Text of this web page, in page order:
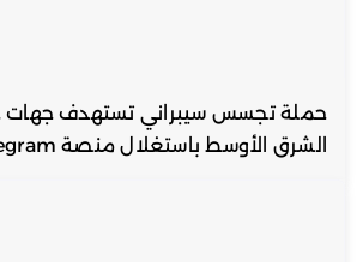
حملة تجسس سيبراني تستهدف
الشرق الأوسط باستغلال منصة Telegram